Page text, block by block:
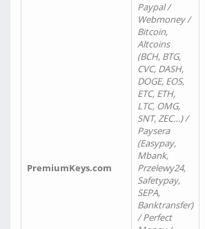
PremiumKeys.com
Paypal /
Webmoney /
Bitcoin,
Altcoins
(BCH, BTG,
CVC, DASH,
DOGE, EOS,
ETC, ETH,
LTC, OMG,
SNT, ZEC…) /
Paysera
(Easypay,
Mbank,
Przelewy24,
Safetypay,
SEPA,
Banktransfer)
/ Perfect